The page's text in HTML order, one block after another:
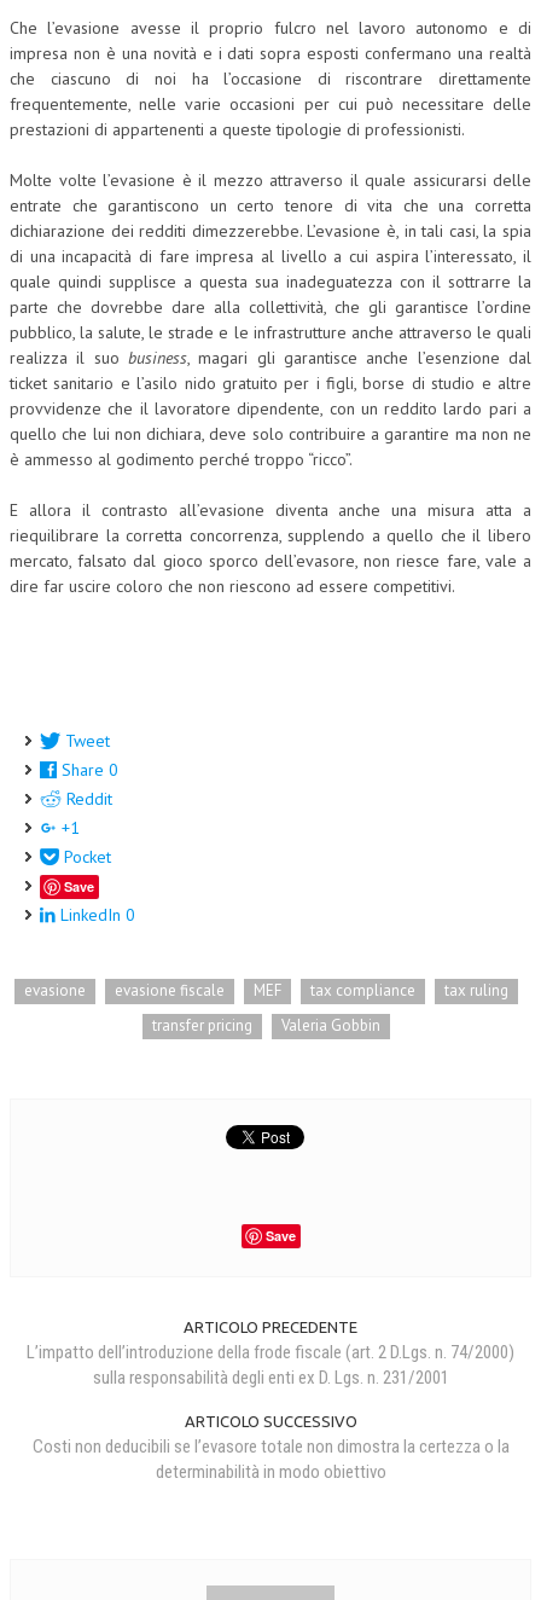
Che l’evasione avesse il proprio fulcro nel lavoro autonomo e di
impresa non è una novità e i dati sopra esposti confermano una realtà
che ciascuno di noi ha l’occasione di riscontrare direttamente
frequentemente, nelle varie occasioni per cui può necessitare delle
prestazioni di appartenenti a queste tipologie di professionisti.
Molte volte l’evasione è il mezzo attraverso il quale assicurarsi delle
entrate che garantiscono un certo tenore di vita che una corretta
dichiarazione dei redditi dimezzerebbe. L’evasione è, in tali casi, la spia
di una incapacità di fare impresa al livello a cui aspira l’interessato, il
quale quindi supplisce a questa sua inadeguatezza con il sottrarre la
parte che dovrebbe dare alla collettività, che gli garantisce l’ordine
pubblico, la salute, le strade e le infrastrutture anche attraverso le quali
realizza il suo business, magari gli garantisce anche l’esenzione dal
ticket sanitario e l’asilo nido gratuito per i figli, borse di studio e altre
provvidenze che il lavoratore dipendente, con un reddito lardo pari a
quello che lui non dichiara, deve solo contribuire a garantire ma non ne
è ammesso al godimento perché troppo “ricco”.
E allora il contrasto all’evasione diventa anche una misura atta a
riequilibrare la corretta concorrenza, supplendo a quello che il libero
mercato, falsato dal gioco sporco dell’evasore, non riesce fare, vale a
dire far uscire coloro che non riescono ad essere competitivi.
Tweet
Share 0
Reddit
+1
Pocket
Save
LinkedIn 0
evasione evasione fiscale MEF tax compliance
tax ruling
transfer pricing
Valeria Gobbin
Save
ARTICOLO PRECEDENTE
L’impatto dell’introduzione della frode fiscale (art. 2 D.Lgs. n. 74/2000)
sulla responsabilità degli enti ex D. Lgs. n. 231/2001
ARTICOLO SUCCESSIVO
Costi non deducibili se l’evasore totale non dimostra la certezza o la
determinabilità in modo obiettivo